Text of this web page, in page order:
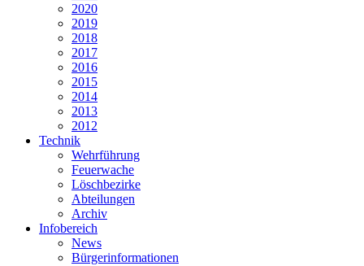
2020
2019
2018
2017
2016
2015
2014
2013
2012
Technik
Wehrführung
Feuerwache
Löschbezirke
Abteilungen
Archiv
Infobereich
News
Bürgerinformationen